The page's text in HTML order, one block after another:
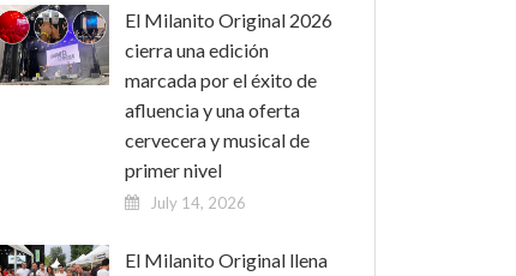
El Milanito Original 2026
cierra una edición
marcada por el éxito de
afluencia y una oferta
cervecera y musical de
primer nivel
July 14, 2026
El Milanito Original llena